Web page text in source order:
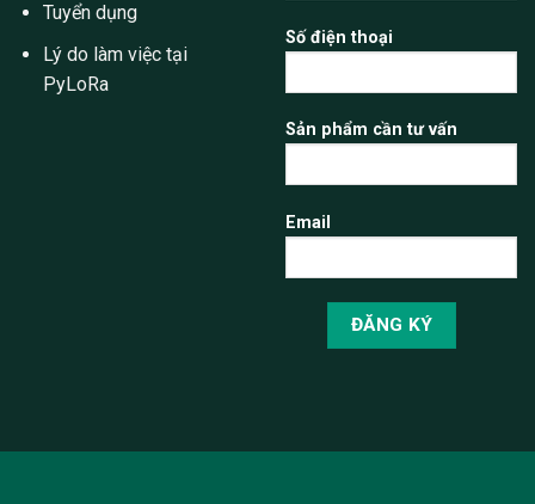
Tuyển dụng
Lý do làm việc tại
PyLoRa
Số điện thoại
Sản phẩm cần tư vấn
Email